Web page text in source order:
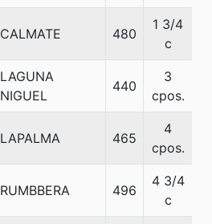
CALMATE 480
1 3/4
c
LAGUNA
NIGUEL
440
3
cpos.
LAPALMA 465
4
cpos.
RUMBBERA 496
4 3/4
c